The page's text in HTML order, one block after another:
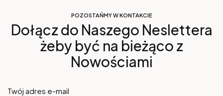
POZOSTAŃMY W KONTAKCIE
Dołącz do Naszego Neslettera
żeby być na bieżąco z
Nowościami
Twój adres e-mail